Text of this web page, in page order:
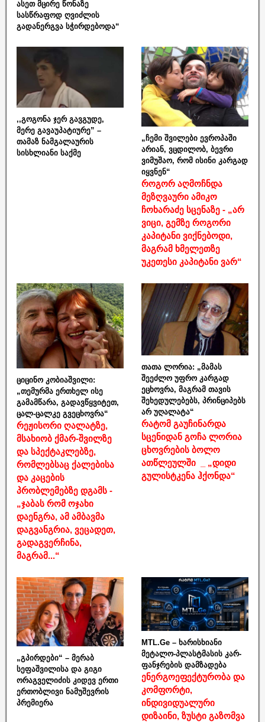
ასეთ მცირე წონაზე
სასწრაფოდ ღვიძლის
გადანერგვა სჭირდებოდა“
,,გოგონა ჯერ გავგუდე,
მერე გავაუპატიურე” –
თამაზ ნამგალაურის
სისხლიანი საქმე
„ჩემი შვილები ევროპაში
არიან, ვცდილობ, ბევრი
ვიმუშაო, რომ ისინი კარგად
იყვნენ“
როგორ აღმოჩნდა
მეზღვაური ამიკო
ჩოხარაძე სცენაზე - „არ
ვიცი, გემზე როგორი
კაპიტანი ვიქნებოდი,
მაგრამ ხმელეთზე
უკეთესი კაპიტანი ვარ“
ციცინო კობიაშვილი:
„თემურმა ერთხელ ისე
გამამწარა, გადავწყვიტეთ,
ცალ-ცალკე გვეცხოვრა“
რეჟისორი ღალატზე,
მსახიობ ქმარ-შვილზე
და სპექტაკლებზე,
რომლებსაც ქალებისა
და კაცების
პრობლემებზე დგამს -
„ჯაბას რომ ოჯახი
დაენგრა, ამ ამბავმა
დაგვანგრია, ვეცადეთ,
გადაგვერჩინა,
მაგრამ...“
თათა ლორია: „მამას
შეეძლო უფრო კარგად
ეცხოვრა, მაგრამ თავის
შეხედულებებს, პრინციპებს
არ უღალატა“
რატომ გაუჩინარდა
სცენიდან გოჩა ლორია
ცხოვრების ბოლო
ათწლეულში _ „დიდი
გულისტკენა ჰქონდა“
„გპირდები“ – მერაბ
სეფაშვილისა და გიგი
ორაგველიძის კიდევ ერთი
ერთობლივი ნამუშევრის
პრემიერა
MTL.Ge – ხარისხიანი
მეტალო-პლასტმასის კარ-
ფანჯრების დამზადება
ენერგოეფექტურობა და
კომფორტი,
ინდივიდუალური
დიზაინი, ზუსტი გაზომვა